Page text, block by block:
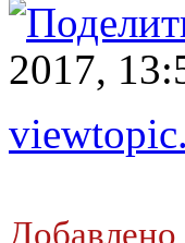
2017,
Добавлено